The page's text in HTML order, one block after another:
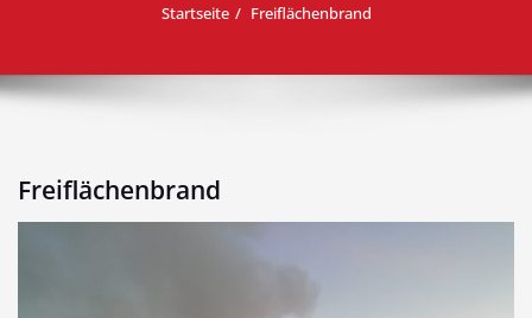
Startseite Freiflächenbrand
Freiflächenbrand